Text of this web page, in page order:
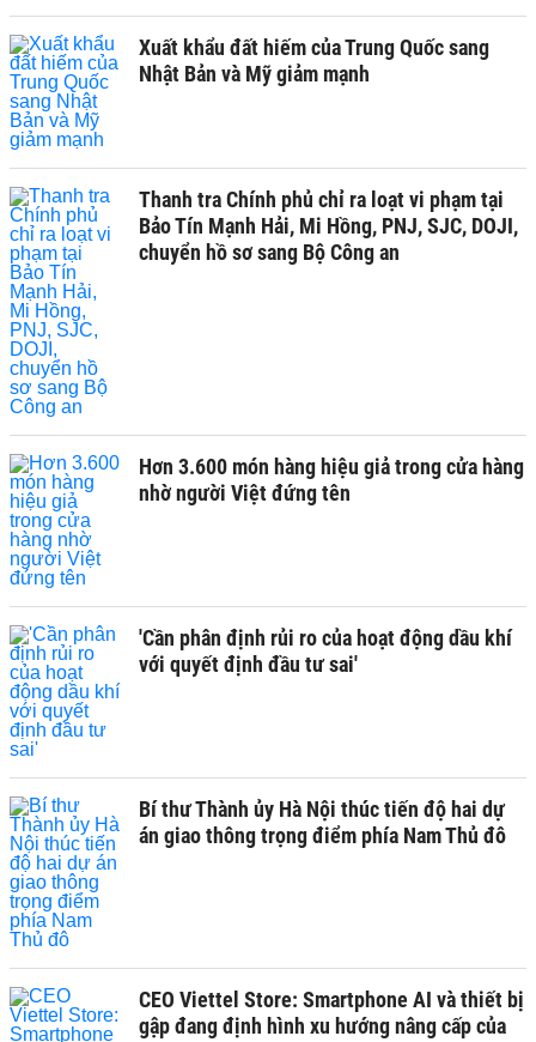
Xuất khẩu đất hiếm của Trung Quốc sang
Nhật Bản và Mỹ giảm mạnh
Thanh tra Chính phủ chỉ ra loạt vi phạm tại
Bảo Tín Mạnh Hải, Mi Hồng, PNJ, SJC, DOJI,
chuyển hồ sơ sang Bộ Công an
Hơn 3.600 món hàng hiệu giả trong cửa hàng
nhờ người Việt đứng tên
'Cần phân định rủi ro của hoạt động dầu khí
với quyết định đầu tư sai'
Bí thư Thành ủy Hà Nội thúc tiến độ hai dự
án giao thông trọng điểm phía Nam Thủ đô
CEO Viettel Store: Smartphone AI và thiết bị
gập đang định hình xu hướng nâng cấp của